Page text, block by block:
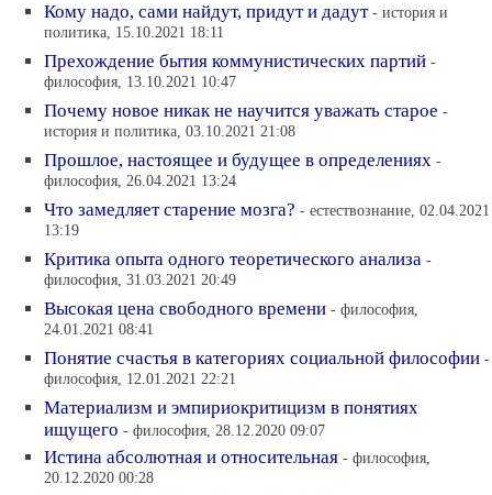
Кому надо, сами найдут, придут и дадут - история и
политика, 15.10.2021 18:11
Прехождение бытия коммунистических партий -
философия, 13.10.2021 10:47
Почему новое никак не научится уважать старое -
история и политика, 03.10.2021 21:08
Прошлое, настоящее и будущее в определениях -
философия, 26.04.2021 13:24
Что замедляет старение мозга? - естествознание, 02.04.2021
13:19
Критика опыта одного теоретического анализа -
философия, 31.03.2021 20:49
Высокая цена свободного времени - философия,
24.01.2021 08:41
Понятие счастья в категориях социальной философии -
философия, 12.01.2021 22:21
Материализм и эмпириокритицизм в понятиях
ищущего - философия, 28.12.2020 09:07
Истина абсолютная и относительная - философия,
20.12.2020 00:28